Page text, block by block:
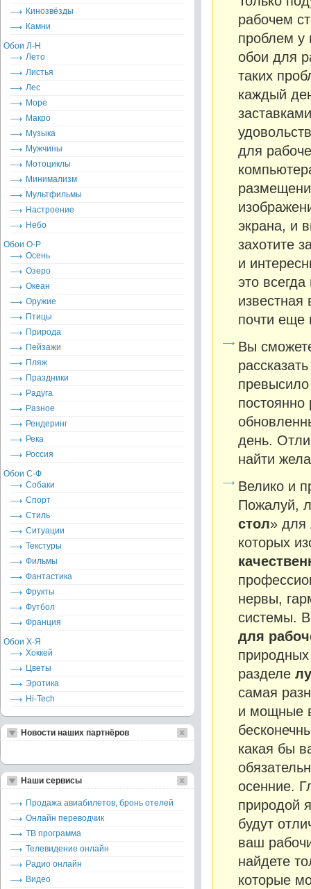
рабочем
проблем у
обои для
таких
каждый
для
экрана, и
захотите
и
это
известная
почти еще
Вы
превысило
день.
найти
Велико и
Пожалуй,
стол» для
которых
нервы,
системы.
для
разделе
самая
и мощные
какая бы
осенние.
природой
будут
ваш
найдете
которые
Кинозвёзды
Камни
Обои Л-Н
Лето
Листья
Лес
Море
Макро
Музыка
Мужчины
Мотоциклы
Минимализм
Мультфильмы
Настроение
Небо
Обои О-Р
Осень
Озеро
Океан
Оружие
Птицы
Природа
Пейзажи
Пляж
Праздники
Радуга
Разное
Рендеринг
Река
Россия
Обои С-Ф
Собаки
Спорт
Стиль
Ситуации
Текстуры
Фильмы
Фантастика
Фрукты
Футбол
Франция
Обои Х-Я
Хоккей
Цветы
Эротика
Hi-Tech
Новости наших партнёров
Наши сервисы
Продажа авиабилетов, бронь отелей
Онлайн переводчик
ТВ программа
Телевидение онлайн
Радио онлайн
Видео